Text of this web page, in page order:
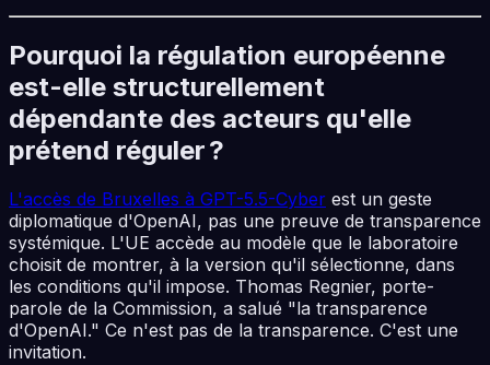
Pourquoi la régulation européenne
est-elle structurellement
dépendante des acteurs qu'elle
prétend réguler ?
L'accès de Bruxelles à GPT-5.5-Cyber est un geste
diplomatique d'OpenAI, pas une preuve de transparence
systémique. L'UE accède au modèle que le laboratoire
choisit de montrer, à la version qu'il sélectionne, dans
les conditions qu'il impose. Thomas Regnier, porte-
parole de la Commission, a salué "la transparence
d'OpenAI." Ce n'est pas de la transparence. C'est une
invitation.